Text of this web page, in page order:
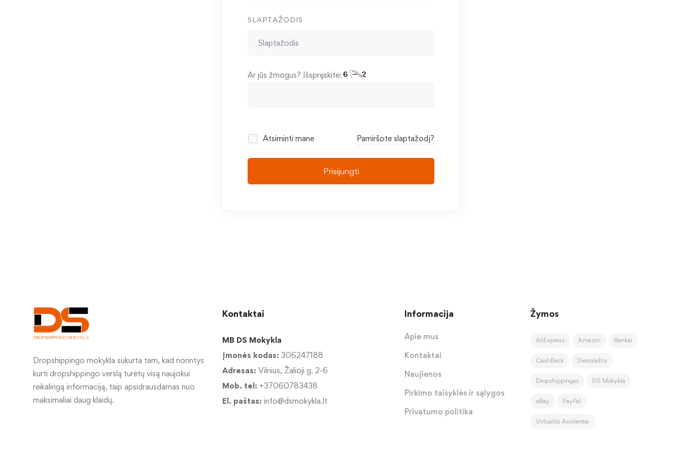
SLAPTAŽODIS
Ar jūs žmogus? Išspręskite:
Atsiminti mane Pamiršote slaptažodį?
Prisijungti
Dropshippingo mokykla sukurta tam, kad norintys
kurti dropshippingo verslą turėtų visą naujokui
reikalingą informaciją, taip apsidrausdamas nuo
maksimaliai daug klaidų.
Kontaktai
MB DS Mokykla
Įmonės kodas: 306247188
Adresas: Vilnius, Žalioji g. 2-6
Mob. tel: +37060783438
El. paštas: info@dsmokykla.lt
Informacija
Apie mus
Kontaktai
Naujienos
Pirkimo taisyklės ir sąlygos
Privatumo politika
Žymos
AliExpress Amazon Bankai
CashBack Dienoraštis
Dropshippingas DS Mokykla
eBay PayPal
Virtualūs Asistentai